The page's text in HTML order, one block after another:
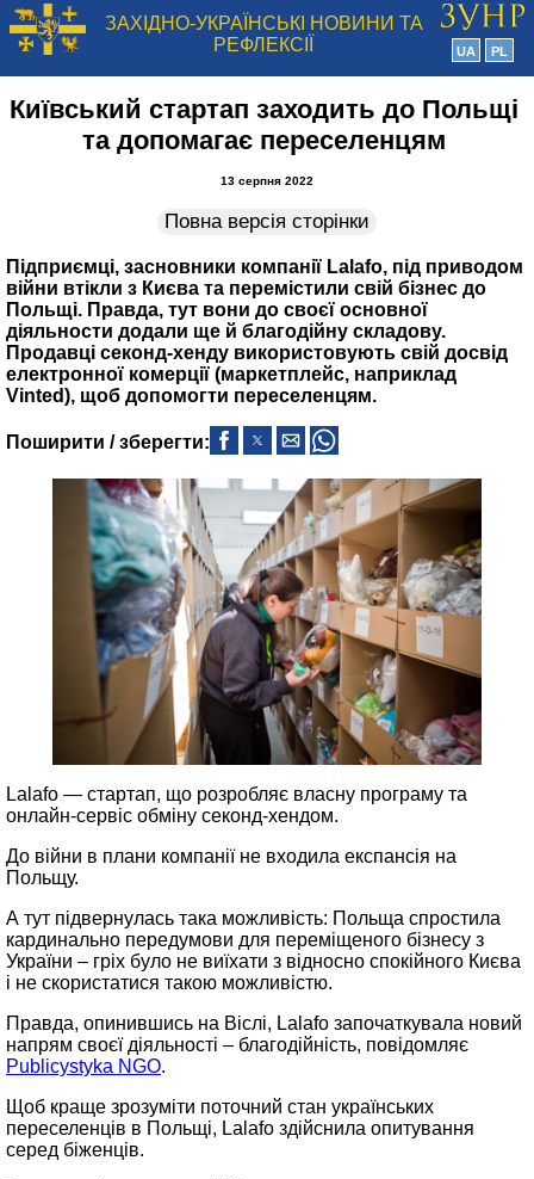
ЗАХІДНО-УКРАЇНСЬКІ НОВИНИ ТА
РЕФЛЕКСІЇ
UA PL
Київський стартап заходить до Польщі
та допомагає переселенцям
13 серпня 2022
Повна версія сторінки
Підприємці, засновники компанії Lalafo, під приводом
війни втікли з Києва та перемістили свій бізнес до
Польщі. Правда, тут вони до своєї основної
діяльности додали ще й благодійну складову.
Продавці секонд‑хенду використовують свій досвід
електронної комерції (маркетплейс, наприклад
Vinted), щоб допомогти переселенцям.
Поширити / зберегти:
Lalafo — стартап, що розробляє власну програму та
онлайн-сервіс обміну секонд-хендом.
До війни в плани компанії не входила експансія на
Польщу.
А тут підвернулась така можливість: Польща спростила
кардинально передумови для переміщеного бізнесу з
України – гріх було не виїхати з відносно спокійного Києва
і не скористатися такою можливістю.
Правда, опинившись на Віслі, Lalafo започаткувала новий
напрям своєї діяльності – благодійність, повідомляє
Publicystyka NGO.
Щоб краще зрозуміти поточний стан українських
переселенців в Польщі, Lalafo здійснила опитування
серед біженців.